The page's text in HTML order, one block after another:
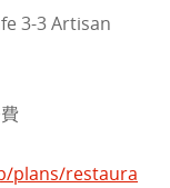
3-3 Artisan
plans/restaura